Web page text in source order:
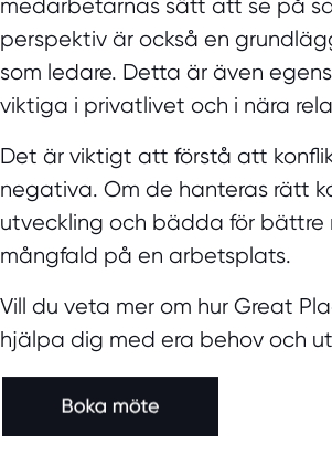
medarbetarnas sätt att se på
perspektiv är också en
som ledare. Detta är även
viktiga i privatlivet och i nära
Det är viktigt att förstå att
negativa. Om de hanteras rätt
utveckling och bädda för bättre
mångfald på en arbetsplats.
Vill du veta mer om hur Great
hjälpa dig med era behov och